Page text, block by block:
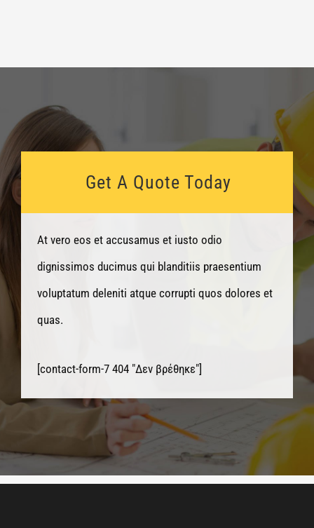
Get A Quote Today
At vero eos et accusamus et iusto odio
dignissimos ducimus qui blanditiis praesentium
voluptatum deleniti atque corrupti quos dolores et
quas.
[contact-form-7 404 "Δεν βρέθηκε"]